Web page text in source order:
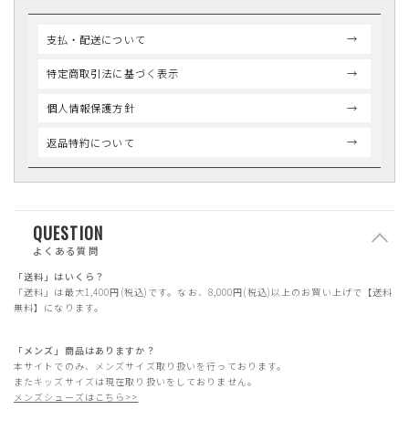
支払・配送について
特定商取引法に基づく表示
個人情報保護方針
返品特約について
QUESTION
よくある質問
「送料」はいくら？
「送料」は最大1,400円(税込)です。なお、8,000円(税込)以上のお買い上げで【送料
無料】になります。
「メンズ」商品はありますか？
本サイトでのみ、メンズサイズ取り扱いを行っております。
またキッズサイズは現在取り扱いをしておりません。
メンズシューズはこちら>>